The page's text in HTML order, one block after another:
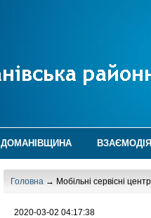
ДОМАНІВЩИНА
Головна → Мобільні сервісні
2020-03-02 04:17:38